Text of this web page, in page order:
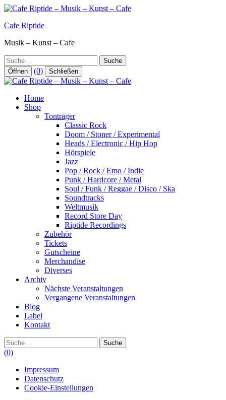
Zum
springen
Cafe Riptide
Musik – Kunst – Cafe
Suche
Öffnen (0) Schließen
Home
Shop
Tonträger
Classic Rock
Doom / Stoner / Experimental
Heads / Electronic / Hip Hop
Hörspiele
Jazz
Pop / Rock / Emo / Indie
Punk / Hardcore / Metal
Soul / Funk / Reggae / Disco / Ska
Soundtracks
Weltmusik
Record Store Day
Riptide Recordings
Zubehör
Tickets
Gutscheine
Merchandise
Diverses
Archiv
Nächste Veranstaltungen
Vergangene Veranstaltungen
Blog
Label
Kontakt
Suche
(0)
Impressum
Datenschutz
Cookie-Einstellungen